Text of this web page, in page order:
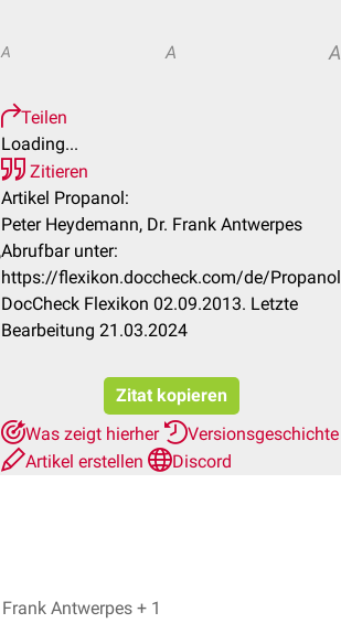
A A A
Teilen
Loading...
Zitieren
Artikel Propanol:
Peter Heydemann, Dr. Frank Antwerpes
Abrufbar unter:
https://flexikon.doccheck.com/de/Propanol
DocCheck Flexikon 02.09.2013. Letzte
Bearbeitung 21.03.2024
Zitat kopieren
Was zeigt hierher
Versionsgeschichte
Artikel erstellen
Discord
Peter Heydemann, Dr. Frank Antwerpes + 1